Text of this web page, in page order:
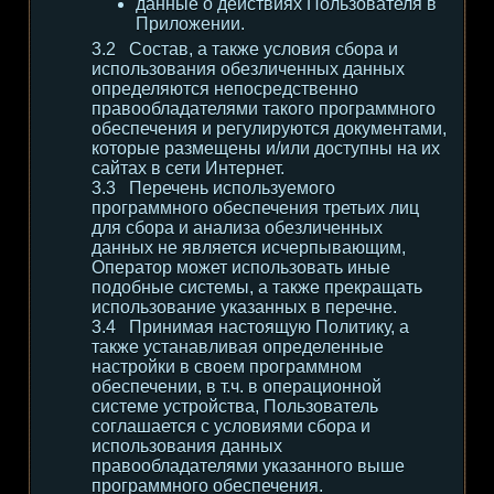
данные о действиях Пользователя в
Приложении.
Состав, а также условия сбора и
использования обезличенных данных
определяются непосредственно
правообладателями такого программного
обеспечения и регулируются документами,
которые размещены и/или доступны на их
сайтах в сети Интернет.
Перечень используемого
программного обеспечения третьих лиц
для сбора и анализа обезличенных
данных не является исчерпывающим,
Оператор может использовать иные
подобные системы, а также прекращать
использование указанных в перечне.
Принимая настоящую Политику, а
также устанавливая определенные
настройки в своем программном
обеспечении, в т.ч. в операционной
системе устройства, Пользователь
соглашается с условиями сбора и
использования данных
правообладателями указанного выше
программного обеспечения.